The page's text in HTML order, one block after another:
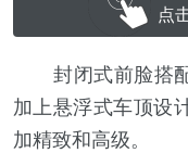
点
封闭式前脸搭配
加上悬浮式车顶设
加精致和高级。